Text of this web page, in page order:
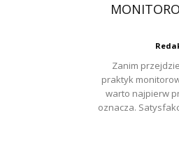
Zanim
praktyk
warto najpierw
oznacza.